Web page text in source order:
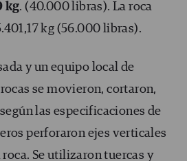
kg. (40.000 libras). La roca
kg (56.000 libras).
y un equipo local de
se movieron, cortaron,
las especificaciones de
perforaron ejes verticales
roca. Se utilizaron tuercas y